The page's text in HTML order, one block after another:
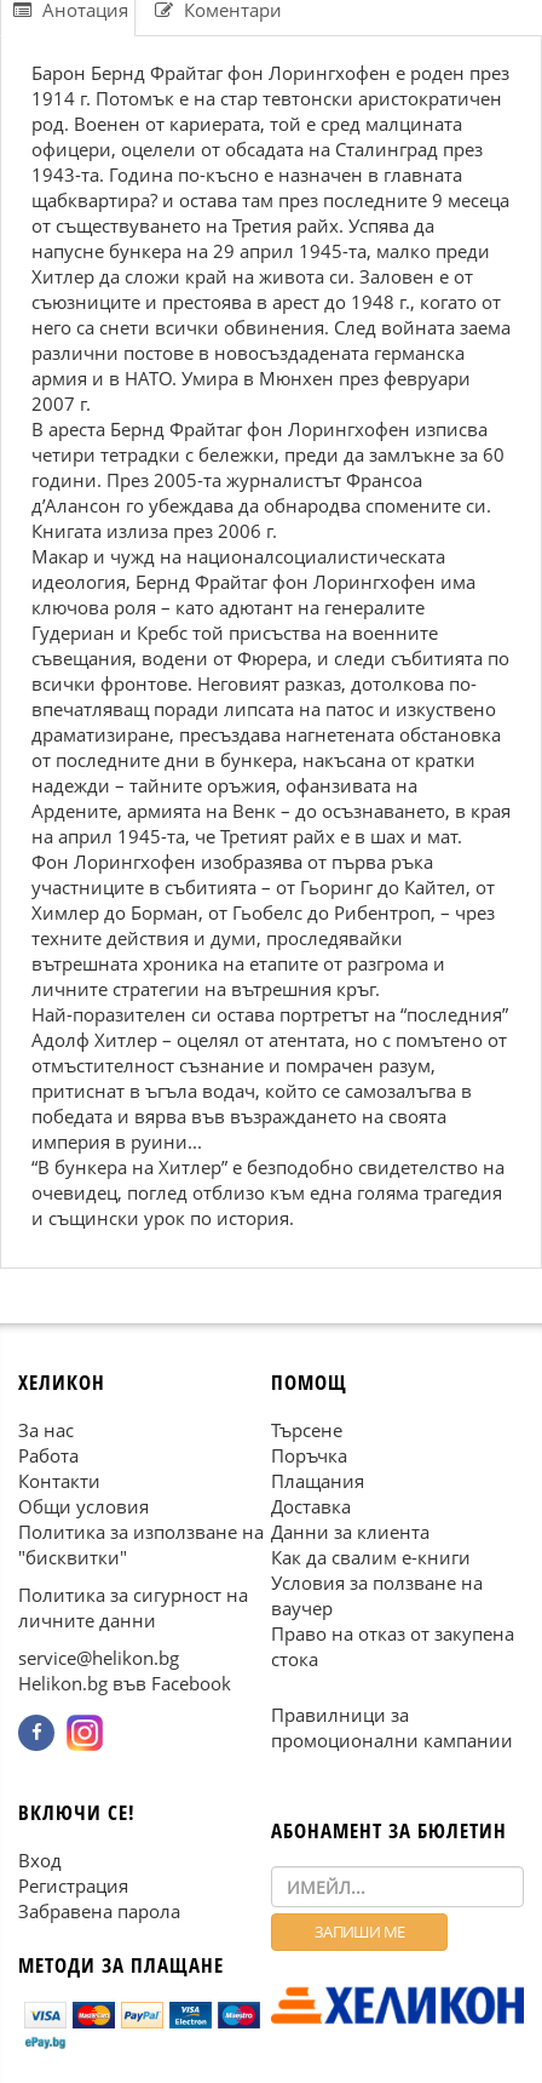
Анотация Коментари
Барон Бернд Фрайтаг фон Лорингхофен е роден през
1914 г. Потомък е на стар тевтонски аристократичен
род. Военен от кариерата, той е сред малцината
офицери, оцелели от обсадата на Сталинград през
1943-та. Година по-късно е назначен в главната
щабквартира? и остава там през последните 9 месеца
от съществуването на Третия райх. Успява да
напусне бункера на 29 април 1945-та, малко преди
Хитлер да сложи край на живота си. Заловен е от
съюзниците и престоява в арест до 1948 г., когато от
него са снети всички обвинения. След войната заема
различни постове в новосъздадената германска
армия и в НАТО. Умира в Мюнхен през февруари
2007 г.
В ареста Бернд Фрайтаг фон Лорингхофен изписва
четири тетрадки с бележки, преди да замлъкне за 60
години. През 2005-та журналистът Франсоа
д’Алансон го убеждава да обнародва спомените си.
Книгата излиза през 2006 г.
Макар и чужд на националсоциалистическата
идеология, Бернд Фрайтаг фон Лорингхофен има
ключова роля – като адютант на генералите
Гудериан и Кребс той присъства на военните
съвещания, водени от Фюрера, и следи събитията по
всички фронтове. Неговият разказ, дотолкова по-
впечатляващ поради липсата на патос и изкуствено
драматизиране, пресъздава нагнетената обстановка
от последните дни в бункера, накъсана от кратки
надежди – тайните оръжия, офанзивата на
Ардените, армията на Венк – до осъзнаването, в края
на април 1945-та, че Третият райх е в шах и мат.
Фон Лорингхофен изобразява от първа ръка
участниците в събитията – от Гьоринг до Кайтел, от
Химлер до Борман, от Гьобелс до Рибентроп, – чрез
техните действия и думи, проследявайки
вътрешната хроника на етапите от разгрома и
личните стратегии на вътрешния кръг.
Най-поразителен си остава портретът на “последния”
Адолф Хитлер – оцелял от атентата, но с помътено от
отмъстителност съзнание и помрачен разум,
притиснат в ъгъла водач, който се самозалъгва в
победата и вярва във възраждането на своята
империя в руини...
“В бункера на Хитлер” е безподобно свидетелство на
очевидец, поглед отблизо към една голяма трагедия
и същински урок по история.
ХЕЛИКОН
За нас
Работа
Контакти
Общи условия
Политика за използване на
"бисквитки"
Политика за сигурност на
личните данни
service@helikon.bg
Helikon.bg във Facebook
ПОМОЩ
Търсене
Поръчка
Плащания
Доставка
Данни за клиента
Как да свалим е-книги
Условия за ползване на
ваучер
Право на отказ от закупена
стока
Правилници за
промоционални кампании
ВКЛЮЧИ СЕ!
Вход
Регистрация
Забравена парола
МЕТОДИ ЗА ПЛАЩАНЕ
АБОНАМЕНТ ЗА БЮЛЕТИН